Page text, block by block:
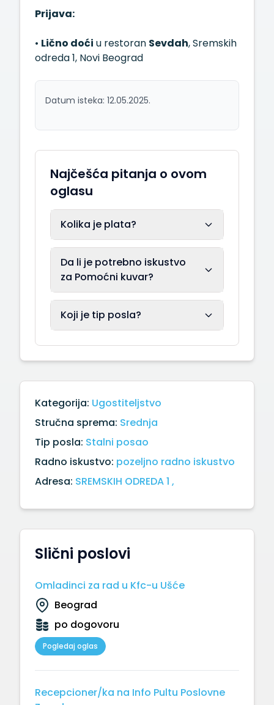
Prijava:
• Lično doći u restoran Sevdah, Sremskih
odreda 1, Novi Beograd
Datum isteka: 12.05.2025.
Najčešća pitanja o ovom
oglasu
Kolika je plata?
Da li je potrebno iskustvo
za Pomoćni kuvar?
Koji je tip posla?
Slični poslovi
Omladinci za rad u Kfc-u Ušće
Beograd
po dogovoru
Pogledaj oglas
Recepcioner/ka na Info Pultu Poslovne
Kategorija: Ugostiteljstvo
Stručna sprema: Srednja
Tip posla: Stalni posao
Radno iskustvo: pozeljno radno iskustvo
Adresa: SREMSKIH ODREDA 1 ,